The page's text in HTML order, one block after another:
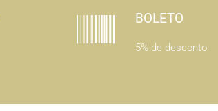
BOLETO
5% de desconto